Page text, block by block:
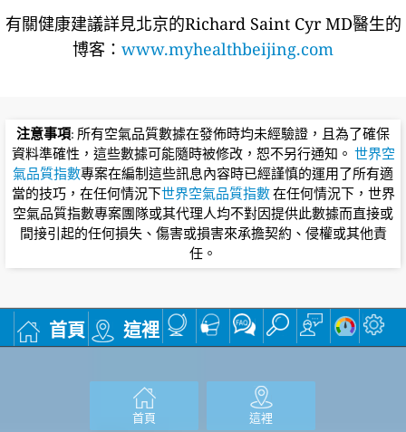
有關健康建議詳​​見北京的Richard Saint Cyr MD醫生的
博客： www.myhealthbeijing.com
注意事項: 所有空氣品質數據在發佈時均未經驗證，且為了確保
資料準確性，這些數據可能隨時被修改，恕不另行通知。 世界空
氣品質指數專案在編制這些訊息內容時已經謹慎的運用了所有適
當的技巧，在任何情況下世界空氣品質指數在任何情況下，世界
空氣品質指數專案團隊或其代理人均不對因提供此數據而直接或
間接引起的任何損失、傷害或損害來承擔契約、侵權或其他責
任。
首頁 這裡
首頁 這裡